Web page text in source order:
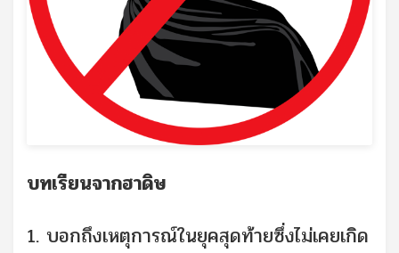
บทเรียนจากฮาดิษ
1. บอกถึงเหตุการณ์ในยุคสุดท้ายซึ่งไม่เคยเกิด